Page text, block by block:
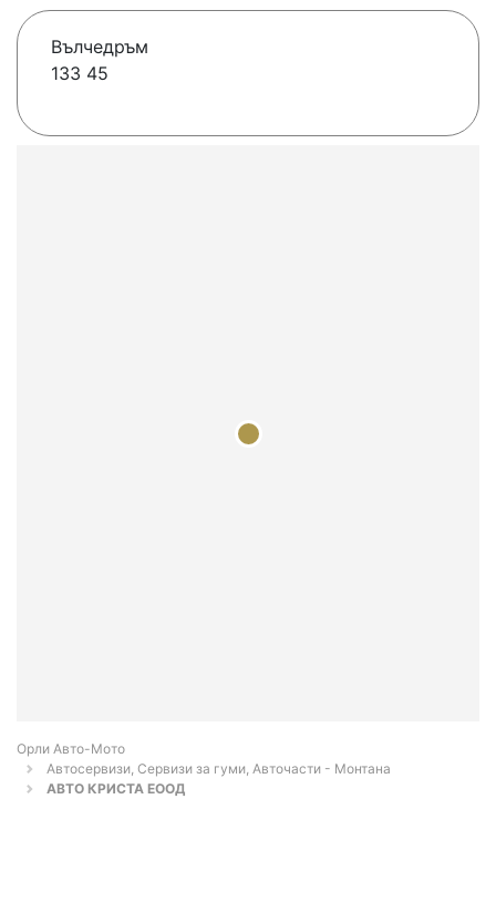
Вълчедръм
133 45
Орли Aвто-Mото
Автосервизи, Сервизи за гуми, Авточасти - Монтана
АВТО КРИСТА ЕООД